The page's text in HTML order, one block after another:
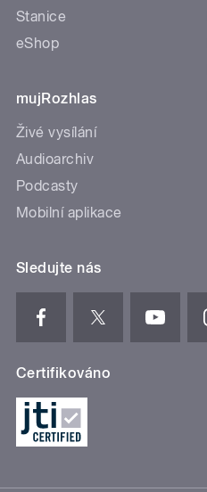
Stanice
eShop
mujRozhlas
Živé vysílání
Audioarchiv
Podcasty
Mobilní aplikace
Sledujte nás
Certifikováno